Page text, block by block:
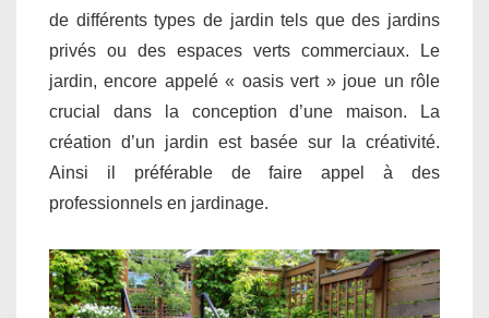
de différents types de jardin tels que des jardins
privés ou des espaces verts commerciaux. Le
jardin, encore appelé « oasis vert » joue un rôle
crucial dans la conception d’une maison. La
création d’un jardin est basée sur la créativité.
Ainsi il préférable de faire appel à des
professionnels en jardinage.